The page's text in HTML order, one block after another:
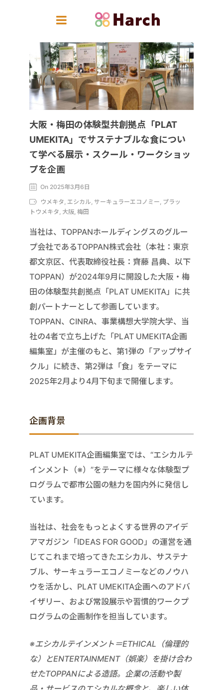
大阪・梅田の体験型共創拠点「PLAT
UMEKITA」でサステナブルな食につい
て学べる展示・スクール・ワークショッ
プを企画
On 2025年3月6日
ウメキタ, エシカル, サーキュラーエコノミー, プラッ
トウメキタ, 大阪, 梅田
当社は、TOPPANホールディングスのグルー
プ会社であるTOPPAN株式会社（本社：東京
都文京区、代表取締役社長：齊藤 昌典、以下
TOPPAN）が2024年9月に開設した大阪・梅
田の体験型共創拠点「PLAT UMEKITA」に共
創パートナーとして参画しています。
TOPPAN、CINRA、事業構想大学院大学、当
社の4者で立ち上げた「PLAT UMEKITA企画
編集室」が主催のもと、第1弾の「アップサイ
クル」に続き、第2弾は「食」をテーマに
2025年2月より4月下旬まで開催します。
企画背景
PLAT UMEKITA企画編集室では、“エシカルテ
インメント（※）”をテーマに様々な体験型プ
ログラムで都市公園の魅力を国内外に発信し
ています。
当社は、社会をもっとよくする世界のアイデ
アマガジン「IDEAS FOR GOOD」の運営を通
じてこれまで培ってきたエシカル、サステナ
ブル、サーキュラーエコノミーなどのノウハ
ウを活かし、PLAT UMEKITA企画へのアドバ
イザリー、および常設展示や習慣的ワークプ
ログラムの企画制作を担当しています。
※エシカルテインメント＝ETHICAL（倫理的
な）とENTERTAINMENT（娯楽）を掛け合わ
せたTOPPANによる造語。企業の活動や製